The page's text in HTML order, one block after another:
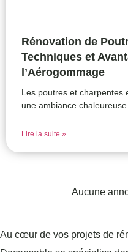
Rénovation de
Techniques et
l’Aérogommage
Les poutres et charpentes
une ambiance
Lire la suite »
Aucune
Au cœur de vos projets de